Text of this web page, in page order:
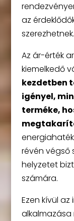
az
szerezhetnek.
Az ár-érték
kiemelkedő
kezdetben
igényel,
terméke,
révén végső
helyzetet
számára.
Ezen kívül